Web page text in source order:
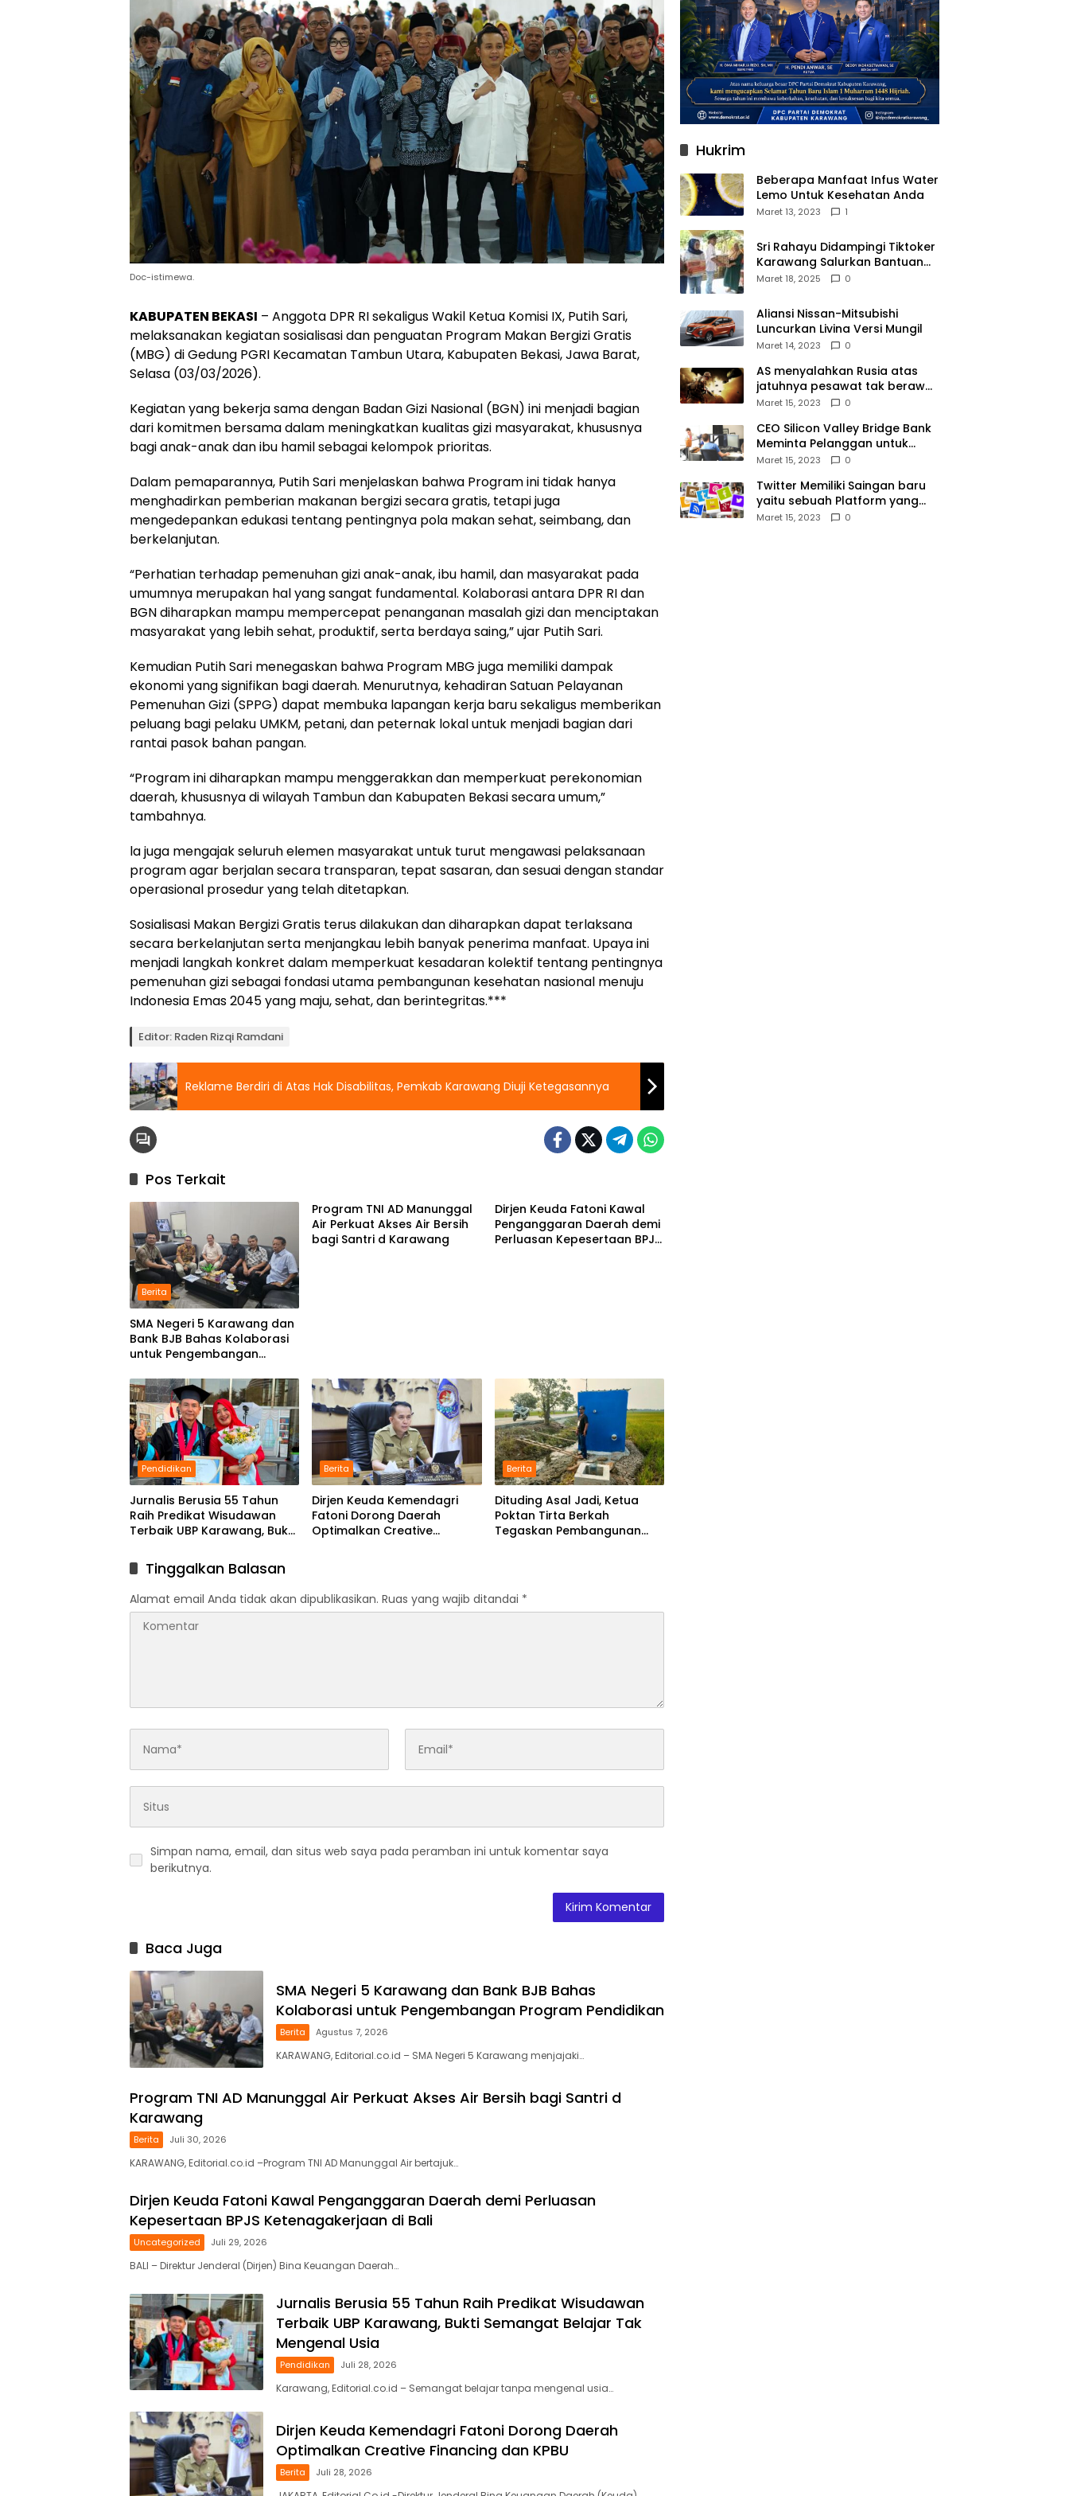
Doc-istimewa.
KABUPATEN BEKASI – Anggota DPR RI sekaligus Wakil Ketua Komisi IX, Putih Sari,
melaksanakan kegiatan sosialisasi dan penguatan Program Makan Bergizi Gratis
(MBG) di Gedung PGRI Kecamatan Tambun Utara, Kabupaten Bekasi, Jawa Barat,
Selasa (03/03/2026).
Kegiatan yang bekerja sama dengan Badan Gizi Nasional (BGN) ini menjadi bagian
dari komitmen bersama dalam meningkatkan kualitas gizi masyarakat, khususnya
bagi anak-anak dan ibu hamil sebagai kelompok prioritas.
Dalam pemaparannya, Putih Sari menjelaskan bahwa Program ini tidak hanya
menghadirkan pemberian makanan bergizi secara gratis, tetapi juga
mengedepankan edukasi tentang pentingnya pola makan sehat, seimbang, dan
berkelanjutan.
“Perhatian terhadap pemenuhan gizi anak-anak, ibu hamil, dan masyarakat pada
umumnya merupakan hal yang sangat fundamental. Kolaborasi antara DPR RI dan
BGN diharapkan mampu mempercepat penanganan masalah gizi dan menciptakan
masyarakat yang lebih sehat, produktif, serta berdaya saing,” ujar Putih Sari.
Kemudian Putih Sari menegaskan bahwa Program MBG juga memiliki dampak
ekonomi yang signifikan bagi daerah. Menurutnya, kehadiran Satuan Pelayanan
Pemenuhan Gizi (SPPG) dapat membuka lapangan kerja baru sekaligus memberikan
peluang bagi pelaku UMKM, petani, dan peternak lokal untuk menjadi bagian dari
rantai pasok bahan pangan.
“Program ini diharapkan mampu menggerakkan dan memperkuat perekonomian
daerah, khususnya di wilayah Tambun dan Kabupaten Bekasi secara umum,”
tambahnya.
la juga mengajak seluruh elemen masyarakat untuk turut mengawasi pelaksanaan
program agar berjalan secara transparan, tepat sasaran, dan sesuai dengan standar
operasional prosedur yang telah ditetapkan.
Sosialisasi Makan Bergizi Gratis terus dilakukan dan diharapkan dapat terlaksana
secara berkelanjutan serta menjangkau lebih banyak penerima manfaat. Upaya ini
menjadi langkah konkret dalam memperkuat kesadaran kolektif tentang pentingnya
pemenuhan gizi sebagai fondasi utama pembangunan kesehatan nasional menuju
Indonesia Emas 2045 yang maju, sehat, dan berintegritas.***
Editor: Raden Rizqi Ramdani
Reklame Berdiri di Atas Hak Disabilitas, Pemkab Karawang Diuji Ketegasannya
Pos Terkait
Berita
SMA Negeri 5 Karawang dan
Bank BJB Bahas Kolaborasi
untuk Pengembangan
Program TNI AD Manunggal
Air Perkuat Akses Air Bersih
bagi Santri d Karawang
Dirjen Keuda Fatoni Kawal
Penganggaran Daerah demi
Perluasan Kepesertaan BPJS
Pendidikan
Jurnalis Berusia 55 Tahun
Raih Predikat Wisudawan
Terbaik UBP Karawang, Bukti
Mengenal Usia
Berita
Dirjen Keuda Kemendagri
Fatoni Dorong Daerah
Optimalkan Creative
Berita
Dituding Asal Jadi, Ketua
Poktan Tirta Berkah
Tegaskan Pembangunan
Tinggalkan Balasan
Alamat email Anda tidak akan dipublikasikan. Ruas yang wajib ditandai *
Simpan nama, email, dan situs web saya pada peramban ini untuk komentar saya
berikutnya.
Baca Juga
SMA Negeri 5 Karawang dan Bank BJB Bahas
Kolaborasi untuk Pengembangan Program Pendidikan
Berita Agustus 7, 2026
KARAWANG, Editorial.co.id – SMA Negeri 5 Karawang menjajaki…
Program TNI AD Manunggal Air Perkuat Akses Air Bersih bagi Santri d
Karawang
Berita Juli 30, 2026
KARAWANG, Editorial.co.id –Program TNI AD Manunggal Air bertajuk…
Dirjen Keuda Fatoni Kawal Penganggaran Daerah demi Perluasan
Kepesertaan BPJS Ketenagakerjaan di Bali
Uncategorized Juli 29, 2026
BALI – Direktur Jenderal (Dirjen) Bina Keuangan Daerah…
Jurnalis Berusia 55 Tahun Raih Predikat Wisudawan
Terbaik UBP Karawang, Bukti Semangat Belajar Tak
Mengenal Usia
Pendidikan Juli 28, 2026
Karawang, Editorial.co.id – Semangat belajar tanpa mengenal usia…
Dirjen Keuda Kemendagri Fatoni Dorong Daerah
Optimalkan Creative Financing dan KPBU
Berita Juli 28, 2026
Hukrim
Beberapa Manfaat Infus Water
Lemo Untuk Kesehatan Anda
Maret 13, 2023 1
Sri Rahayu Didampingi Tiktoker
Karawang Salurkan Bantuan
untuk Warga Dusun Kampek
Maret 18, 2025 0
Aliansi Nissan-Mitsubishi
Luncurkan Livina Versi Mungil
Maret 14, 2023 0
AS menyalahkan Rusia atas
jatuhnya pesawat tak berawak
di Laut Hitam, Moskow
Maret 15, 2023 0
CEO Silicon Valley Bridge Bank
Meminta Pelanggan untuk
menyetor ulang dana Mereka
Maret 15, 2023 0
Twitter Memiliki Saingan baru
yaitu sebuah Platform yang
dibuat oleh Meta
Maret 15, 2023 0